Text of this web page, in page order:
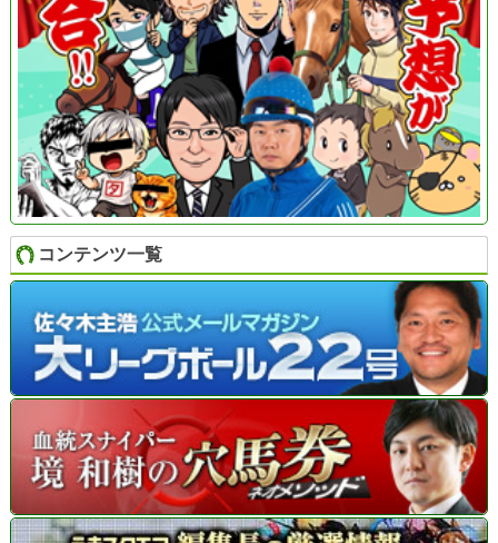
コンテンツ一覧